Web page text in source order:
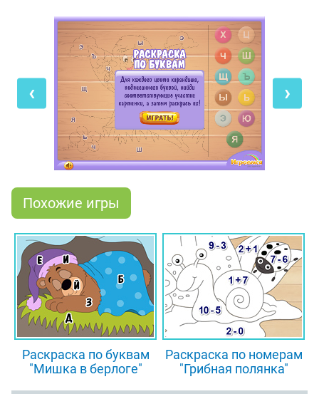
изображением цветочной феи. Твоя задача -
раскрасить все участки рисунка подходящими
цветами в зависимости от того, какая буква на
них изображена. Подбирай цвета внимательно,
ведь если хоть одна область будет раскрашена
неправильно, тебе не удастся пройти игру. Скорее
приступай к заданию, и помни, что в эту игру
можно играть также на планшете и мобильном
телефоне!
‹ ›
Похожие игры
Раскраска по буквам
"Мишка в берлоге"
Раскраска по номерам
"Грибная полянка"